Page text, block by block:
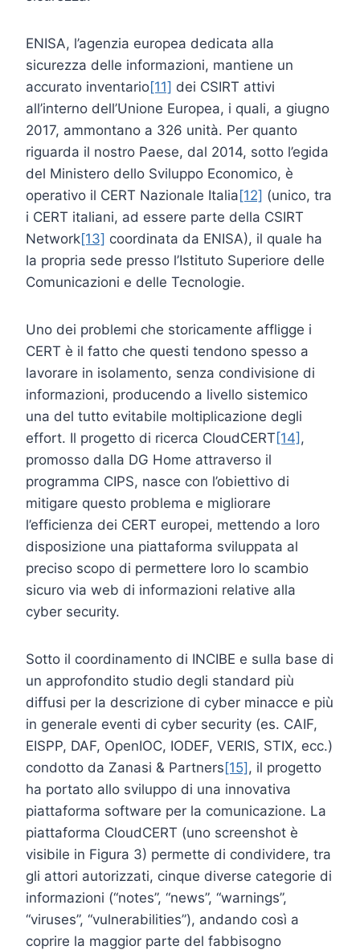
ENISA, l’agenzia europea dedicata alla
sicurezza delle informazioni, mantiene un
accurato inventario[11] dei CSIRT attivi
all’interno dell’Unione Europea, i quali, a giugno
2017, ammontano a 326 unità. Per quanto
riguarda il nostro Paese, dal 2014, sotto l’egida
del Ministero dello Sviluppo Economico, è
operativo il CERT Nazionale Italia[12] (unico, tra
i CERT italiani, ad essere parte della CSIRT
Network[13] coordinata da ENISA), il quale ha
la propria sede presso l’Istituto Superiore delle
Comunicazioni e delle Tecnologie.
Uno dei problemi che storicamente affligge i
CERT è il fatto che questi tendono spesso a
lavorare in isolamento, senza condivisione di
informazioni, producendo a livello sistemico
una del tutto evitabile moltiplicazione degli
effort. Il progetto di ricerca CloudCERT [14] ,
promosso dalla DG Home attraverso il
programma CIPS, nasce con l’obiettivo di
mitigare questo problema e migliorare
l’efficienza dei CERT europei, mettendo a loro
disposizione una piattaforma sviluppata al
preciso scopo di permettere loro lo scambio
sicuro via web di informazioni relative alla
cyber security.
Sotto il coordinamento di INCIBE e sulla base di
un approfondito studio degli standard più
diffusi per la descrizione di cyber minacce e più
in generale eventi di cyber security (es. CAIF,
EISPP, DAF, OpenIOC, IODEF, VERIS, STIX, ecc.)
condotto da Zanasi & Partners[15], il progetto
ha portato allo sviluppo di una innovativa
piattaforma software per la comunicazione. La
piattaforma CloudCERT (uno screenshot è
visibile in Figura 3) permette di condividere, tra
gli attori autorizzati, cinque diverse categorie di
informazioni (“notes”, “news”, “warnings”,
“viruses”, “vulnerabilities”), andando così a
coprire la maggior parte del fabbisogno